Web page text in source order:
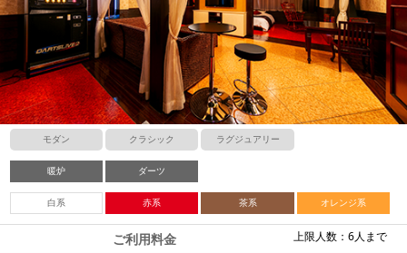
モダン クラシック ラグジュアリー
暖炉 ダーツ
白系 赤系 茶系 オレンジ系
上限人数：6人まで
ご利用料金